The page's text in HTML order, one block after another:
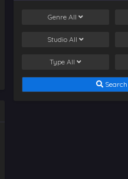
Genre All
Studio All
Type All
Search